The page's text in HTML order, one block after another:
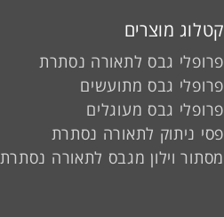
קטלוג מוצרים
פרופלי גבס לתאורה נסתרת
פרופלי גבס מתועשים
פרופלי גבס מעוגלים
פסי ניתוק לתאורה נסתרת
מסתור וילון מגבס לתאורה נסתרת